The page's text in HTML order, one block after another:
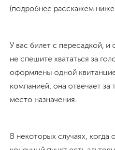
(подробнее расскажем
У вас билет с пересадкой,
не спешите хвататься за
оформлены одной
компанией, она отвечает за
место назначения.
В некоторых случаях, когда